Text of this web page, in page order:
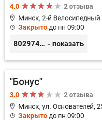
4.0
2 отзыва
Минск, 2-й Велосипедный
Закрытодо пн 09:00
80297417788 - показать
"Бонус"
3.0
2 отзыва
Минск, ул. Основателей,
Закрыто до пн 09:00